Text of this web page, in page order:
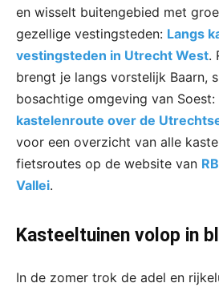
en wisselt buitengebied met
gezellige vestingsteden: Langs
vestingsteden in Utrecht West.
brengt je langs vorstelijk Baarn,
bosachtige omgeving van Soest:
kastelenroute over de
voor een overzicht van alle
fietsroutes op de website van
Vallei.
Kasteeltuinen volop in
In de zomer trok de adel en